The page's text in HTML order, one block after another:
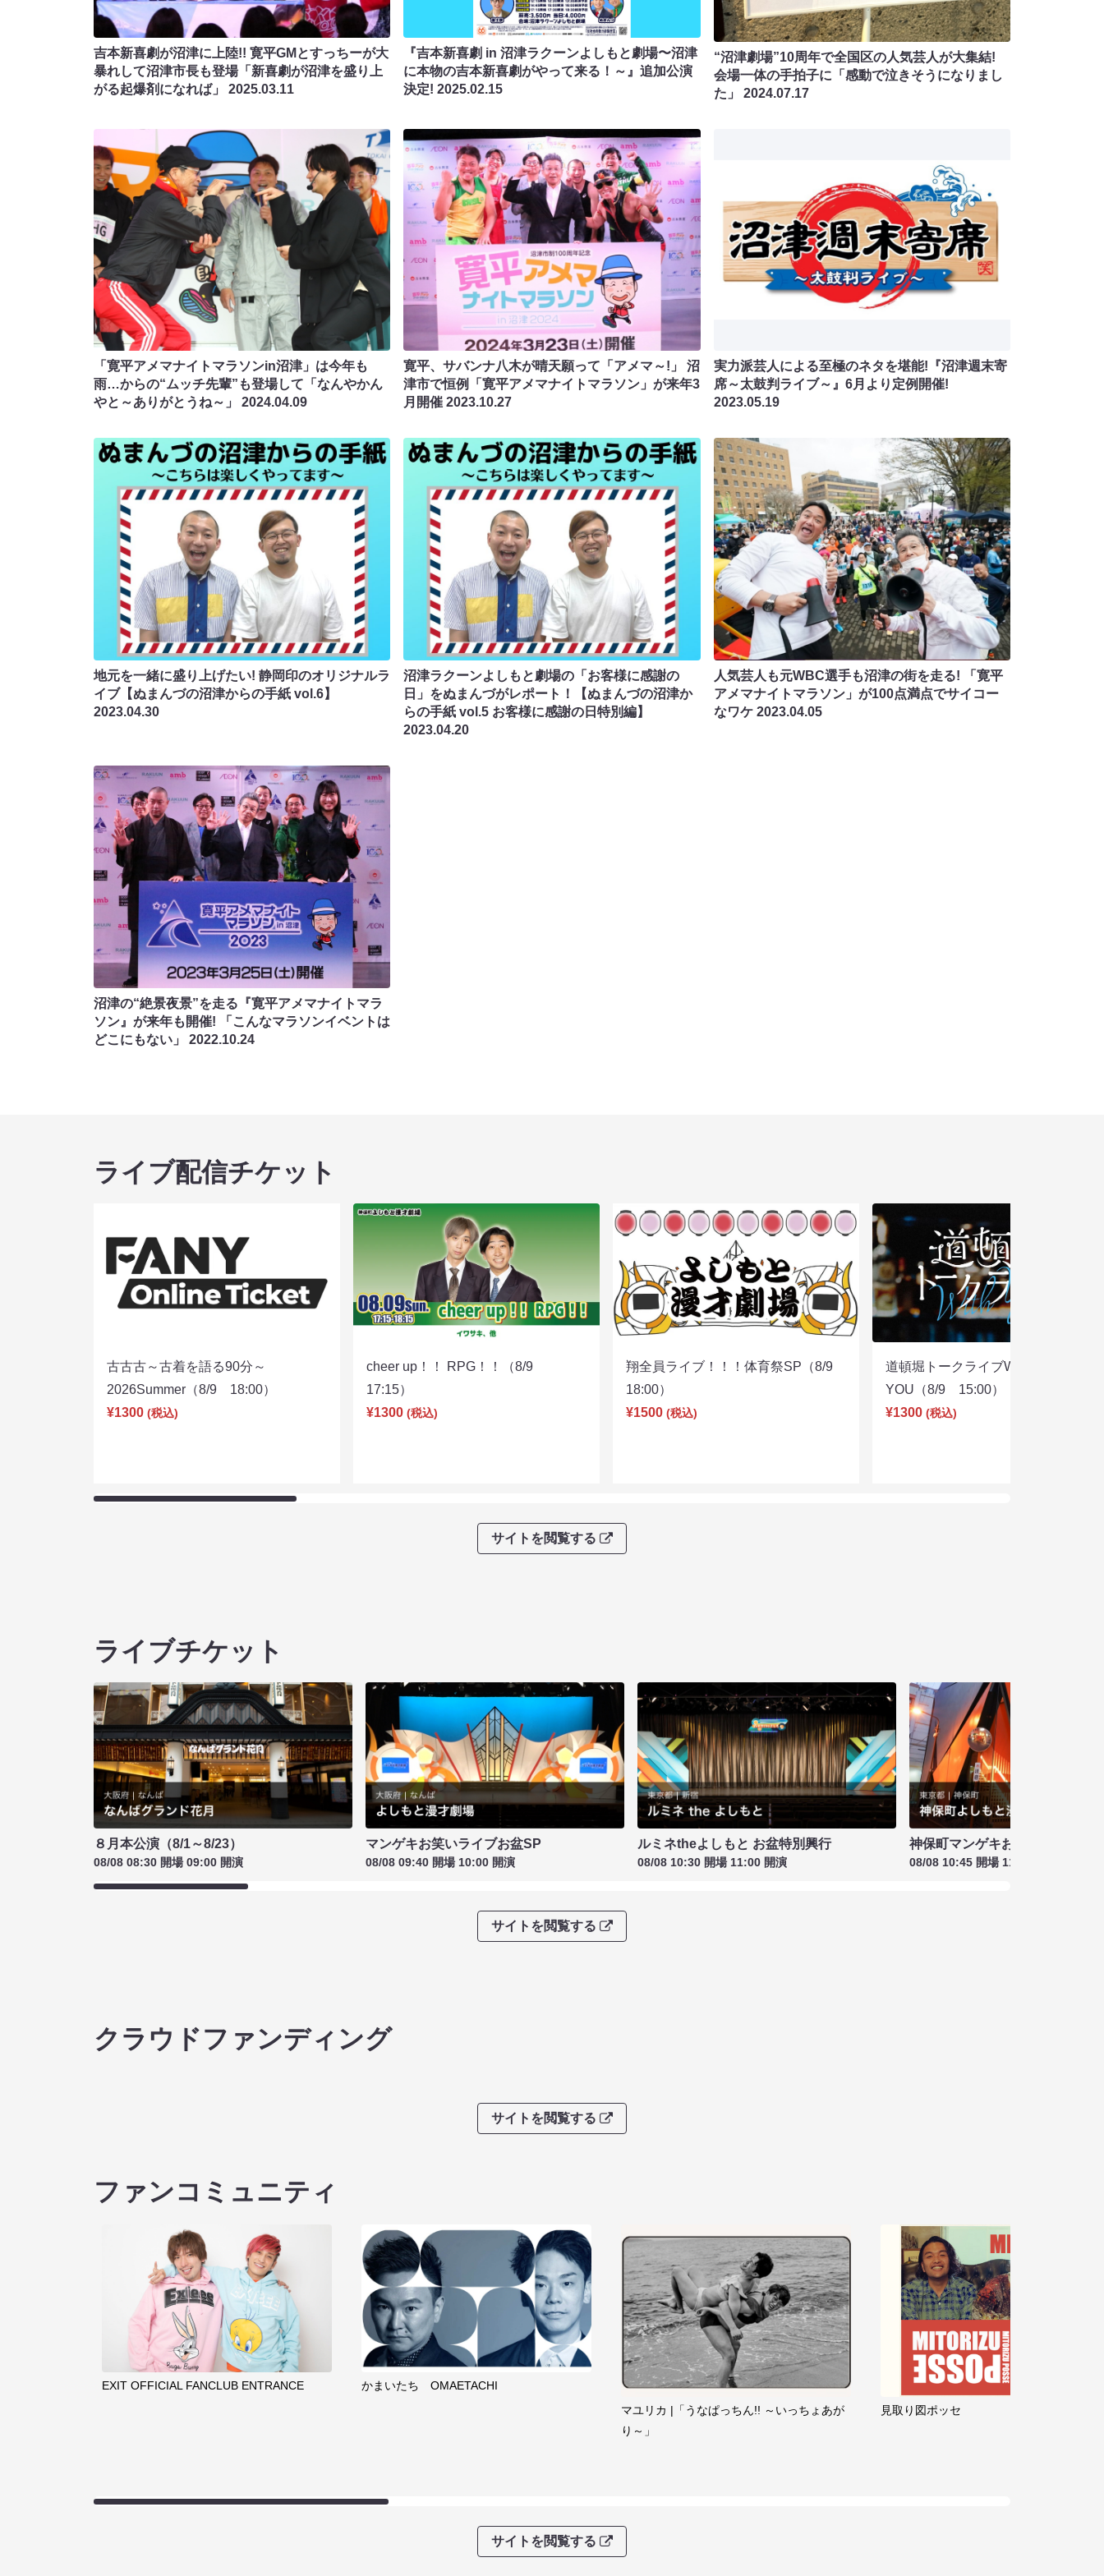
吉本新喜劇が沼津に上陸!! 寛平GMとすっちーが大
暴れして沼津市長も登場「新喜劇が沼津を盛り上
がる起爆剤になれば」 2025.03.11
『吉本新喜劇 in 沼津ラクーンよしもと劇場〜沼津
に本物の吉本新喜劇がやって来る！～』追加公演
決定!2025.02.15
“沼津劇場”10周年で全国区の人気芸人が大集結!
会場一体の手拍子に「感動で泣きそうになりまし
た」 2024.07.17
「寛平アメマナイトマラソンin沼津」は今年も
雨…からの“ムッチ先輩”も登場して「なんやかん
やと～ありがとうね～」 2024.04.09
寛平、サバンナ八木が晴天願って「アメマ～!」 沼
津市で恒例「寛平アメマナイトマラソン」が来年3
月開催2023.10.27
実力派芸人による至極のネタを堪能!『沼津週末寄
席～太鼓判ライブ～』6月より定例開催!
2023.05.19
地元を一緒に盛り上げたい! 静岡印のオリジナルラ
イブ【ぬまんづの沼津からの手紙 vol.6】
2023.04.30
沼津ラクーンよしもと劇場の「お客様に感謝の
日」をぬまんづがレポート！【ぬまんづの沼津か
らの手紙 vol.5 お客様に感謝の日特別編】
2023.04.20
人気芸人も元WBC選手も沼津の街を走る! 「寛平
アメマナイトマラソン」が100点満点でサイコー
なワケ 2023.04.05
沼津の“絶景夜景”を走る『寛平アメマナイトマラ
ソン』が来年も開催! 「こんなマラソンイベントは
どこにもない」 2022.10.24
ライブ配信チケット
古古古～古着を語る90分～
2026Summer（8/9 18:00）
¥1300 (税込)
cheer up！！ RPG！！（8/9
17:15）
¥1300 (税込)
翔全員ライブ！！！体育祭SP（8/9
18:00）
¥1500 (税込)
道頓堀トークライブWITH
YOU（8/9 15:00）
¥1300 (税込)
サイトを閲覧する
ライブチケット
８月本公演（8/1～8/23）
08/08 08:30 開場 09:00 開演
マンゲキお笑いライブお盆SP
08/08 09:40 開場 10:00 開演
ルミネtheよしもと お盆特別興行
08/08 10:30 開場 11:00 開演
神保町マンゲキお笑いライブ お
08/08 10:45 開場 11:00 開演
サイトを閲覧する
クラウドファンディング
サイトを閲覧する
ファンコミュニティ
EXIT OFFICIAL FANCLUB ENTRANCE
かまいたち OMAETACHI
マユリカ |「うなぱっちん!! ～いっちょあが
り～」
見取り図ポッセ
サイトを閲覧する